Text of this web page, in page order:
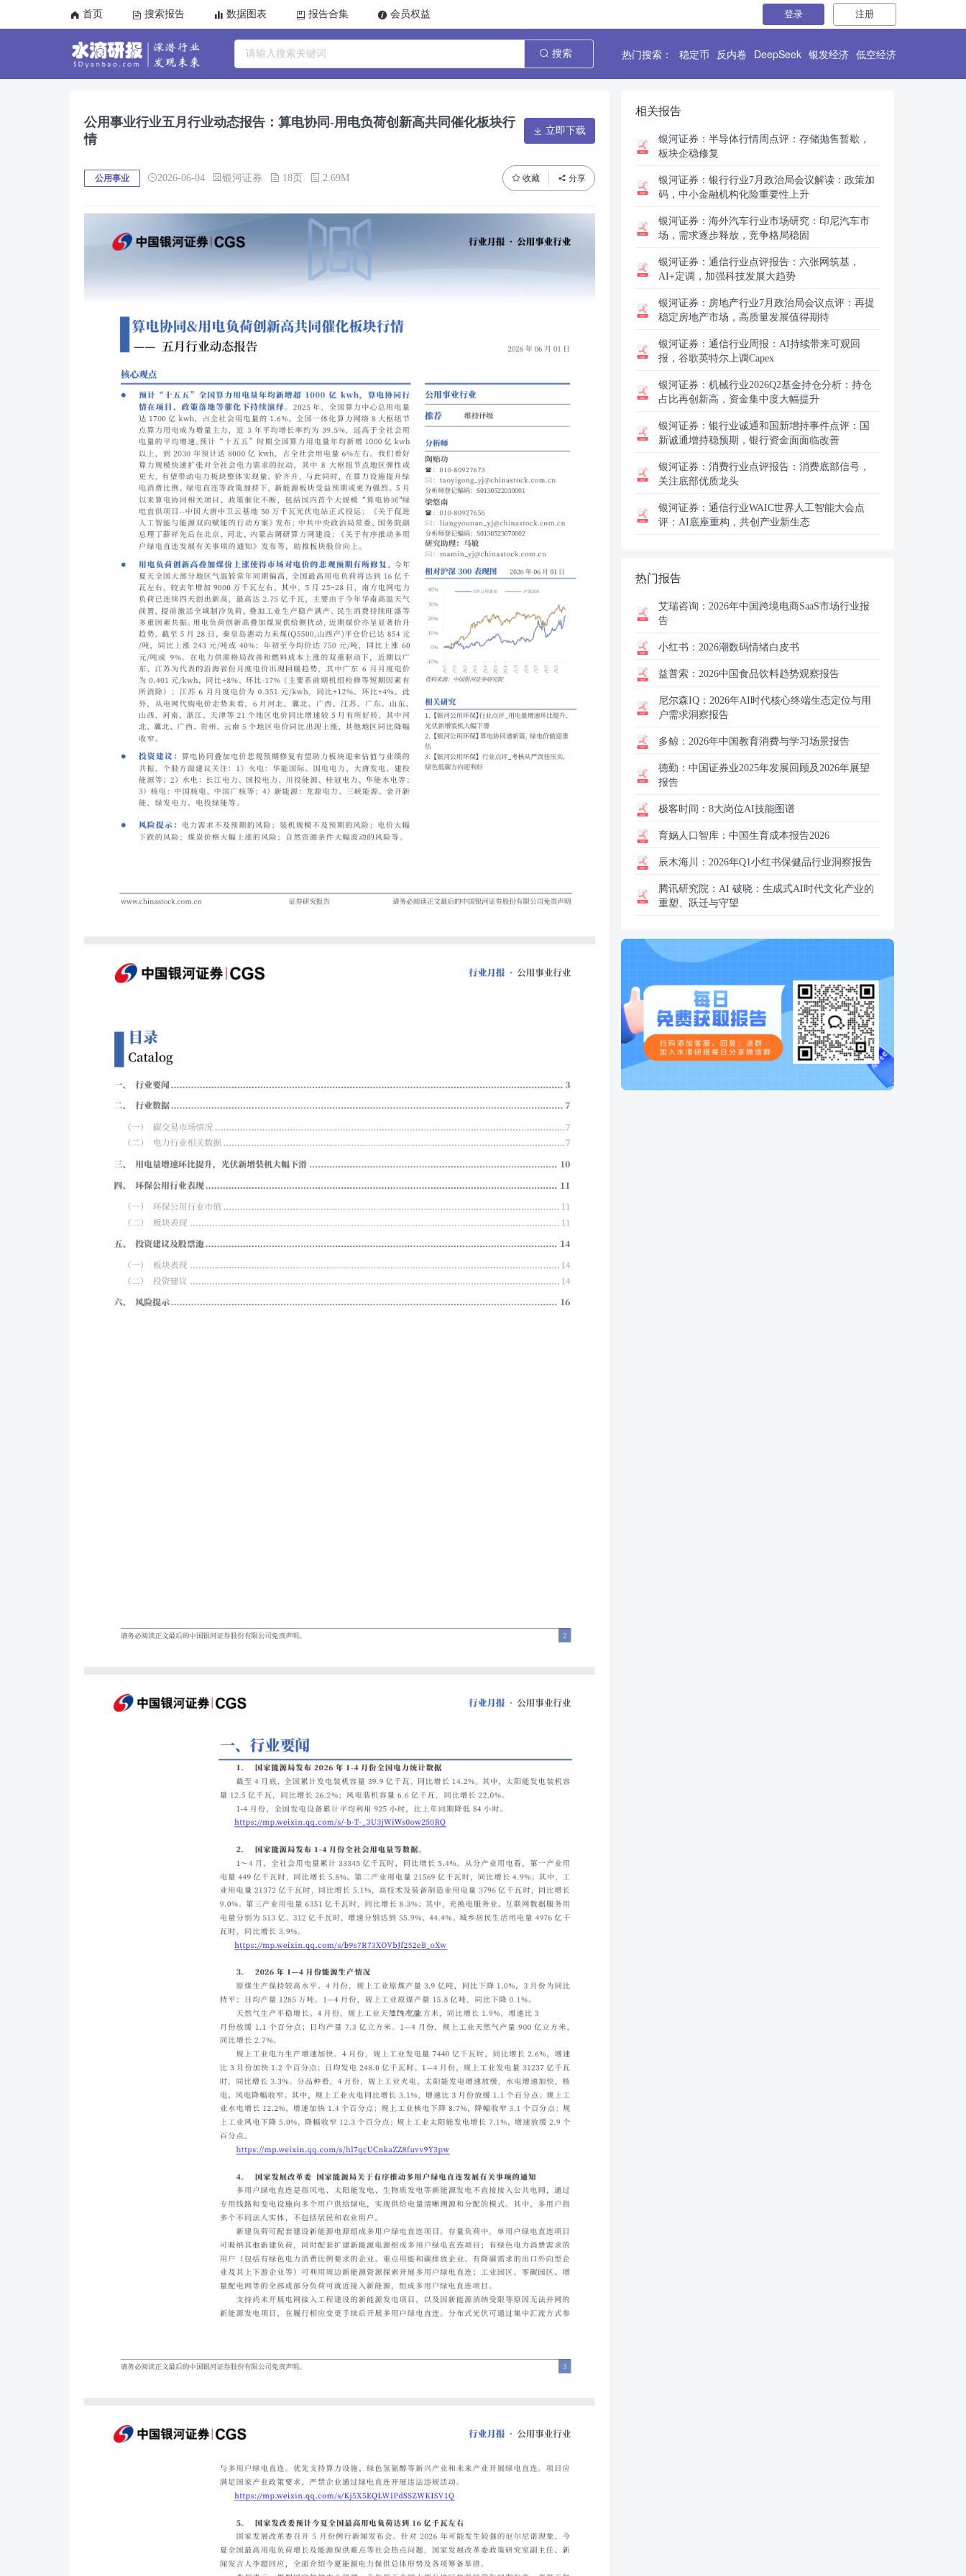
首页 搜索报告 数据图表 报告合集 会员权益 登录 注册
搜索 热门搜索： 稳定币 反内卷 DeepSeek 银发经济 低空经济
公用事业行业五月行业动态报告：算电协同-用电负荷创新高共同催化板块行
情
立即下载
公用事业 2026-06-04 银河证券 18页 2.69M 收藏 分享
相关报告
银河证券： 半导体行情周点评：存储抛售暂歇，
板块企稳修复
银河证券： 银行行业7月政治局会议解读：政策加
码，中小金融机构化险重要性上升
银河证券： 海外汽车行业市场研究：印尼汽车市
场，需求逐步释放，竞争格局稳固
银河证券： 通信行业点评报告：六张网筑基，
AI+定调，加强科技发展大趋势
银河证券： 房地产行业7月政治局会议点评：再提
稳定房地产市场，高质量发展值得期待
银河证券： 通信行业周报：AI持续带来可观回
报，谷歌英特尔上调Capex
银河证券： 机械行业2026Q2基金持仓分析：持仓
占比再创新高，资金集中度大幅提升
银河证券： 银行业诚通和国新增持事件点评：国
新诚通增持稳预期，银行资金面面临改善
银河证券： 消费行业点评报告：消费底部信号，
关注底部优质龙头
银河证券： 通信行业WAIC世界人工智能大会点
评：AI底座重构，共创产业新生态
热门报告
艾瑞咨询： 2026年中国跨境电商SaaS市场行业报
告
小红书： 2026潮数码情绪白皮书
益普索： 2026中国食品饮料趋势观察报告
尼尔森IQ： 2026年AI时代核心终端生态定位与用
户需求洞察报告
多鲸： 2026年中国教育消费与学习场景报告
德勤： 中国证券业2025年发展回顾及2026年展望
报告
极客时间： 8大岗位AI技能图谱
育娲人口智库： 中国生育成本报告2026
辰木海川： 2026年Q1小红书保健品行业洞察报告
腾讯研究院： AI 破晓：生成式AI时代文化产业的
重塑、跃迁与守望